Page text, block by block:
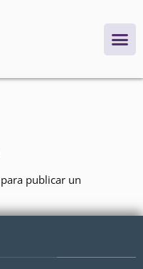
para publicar un